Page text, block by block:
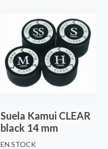
Suela Kamui CLEAR
black 14 mm
EN STOCK